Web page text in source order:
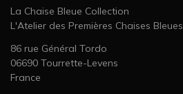
La Chaise Bleue Collection
L'Atelier des Premières Chaises Bleues
86 rue Général Tordo
06690 Tourrette-Levens
France